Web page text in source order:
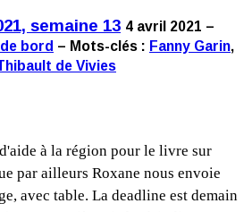
semaine 13 4 avril 2021 –
bord – Mots-clés : Fanny Garin,
de Vivies
à la région pour le livre sur
par ailleurs Roxane nous envoie
avec table. La deadline est demain